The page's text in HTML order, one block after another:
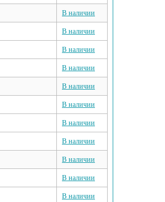
В наличии
В наличии
В наличии
В наличии
В наличии
В наличии
В наличии
В наличии
В наличии
В наличии
В наличии